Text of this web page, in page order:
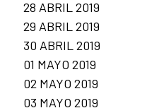
28 ABRIL 2019
29 ABRIL 2019
30 ABRIL 2019
01 MAYO 2019
02 MAYO 2019
03 MAYO 2019